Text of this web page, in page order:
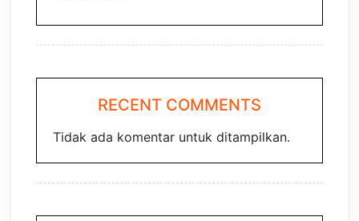
RECENT COMMENTS
Tidak ada komentar untuk ditampilkan.